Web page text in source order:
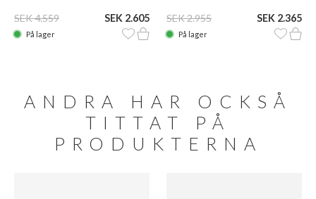
SEK 4.559 SEK 2.605
På lager
SEK 2.955 SEK 2.365
På lager
ANDRA HAR OCKSÅ
TITTAT PÅ
PRODUKTERNA